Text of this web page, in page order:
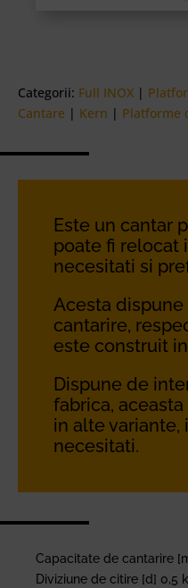
Categorii: Full INOX |
Cantare | Kern | Platforme
Este un cantar
poate fi relocat
necesitati si
Acesta
cantarire,
este construit
Dispune de
fabrica,
in alte
necesitati.
Capacitate de cantarire
Diviziune de citire [d] 0,5